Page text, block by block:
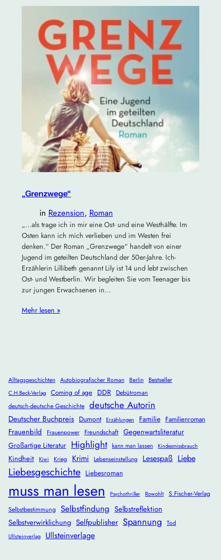
„Grenzwege“
in Rezension, Roman
„…als trage ich in mir eine Ost- und eine Westhälfte. Im
Osten kann ich mich verlieben und im Westen frei
denken.“ Der Roman „Grenzwege“ handelt von einer
Jugend im geteilten Deutschland der 50er-Jahre. Ich-
Erzählerin Lillibeth genannt Lily ist 14 und lebt zwischen
Ost- und Westberlin. Wir begleiten Sie vom Teenager bis
zur jungen Erwachsenen in…
Mehr lesen »
Alltagsgeschichten Autobiografischer Roman Berlin Bestseller
C.H.Beck-Verlag Coming of age DDR
Debütroman
deutsch-deutsche Geschichte deutsche Autorin
Deutscher Buchpreis Dumont Erzählungen Familie Familienroman
Frauenbild Frauenpower Freundschaft Gegenwartsliteratur
Großartige Literatur Highlight kann man lassen Kindesmissbrauch
Kindheit Kiwi Krieg Krimi Lebenseinstellung Lesespaß Liebe
Liebesgeschichte Liebesroman
muss man lesen Psychothriller Rowohlt
S.Fischer-Verlag
Selbstbestimmung Selbstfindung Selbstreflektion
Selbstverwirklichung Selfpublisher Spannung Tod
Ullsteinverlag Ullsteinverlage